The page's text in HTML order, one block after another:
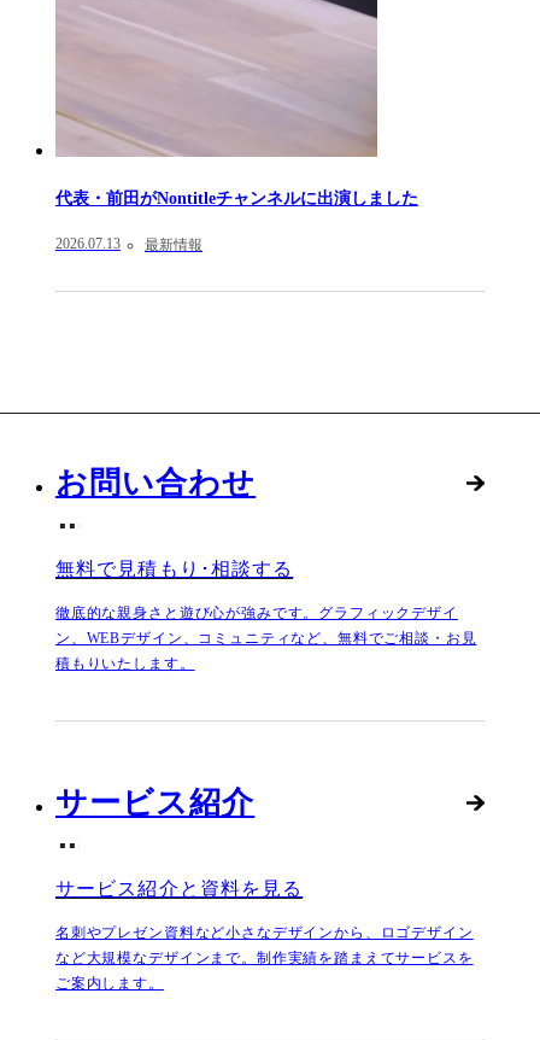
代表・前田がNontitleチャンネルに出演しました
2026.07.13 最新情報
お問い合わせ
無料で見積もり･相談する
徹底的な親身さと遊び心が強みです。グラフィックデザイ
ン、WEBデザイン、コミュニティなど、無料でご相談・お見
積もりいたします。
サービス紹介
サービス紹介と資料を見る
名刺やプレゼン資料など小さなデザインから、ロゴデザイン
など大規模なデザインまで。制作実績を踏まえてサービスを
ご案内します。